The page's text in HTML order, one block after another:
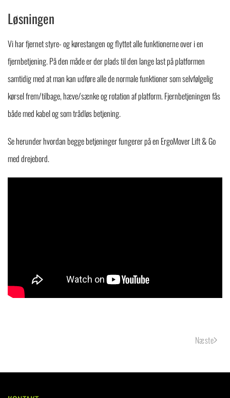
Løsningen
Vi har fjernet styre- og kørestangen og flyttet alle funktionerne over i en
fjernbetjening. På den måde er der plads til den lange last på platformen
samtidig med at man kan udføre alle de normale funktioner som selvfølgelig
kørsel frem/tilbage, hæve/sænke og rotation af platform. Fjernbetjeningen fås
både med kabel og som trådløs betjening.
Se herunder hvordan begge betjeninger fungerer på en ErgoMover Lift & Go
med drejebord.
Næste